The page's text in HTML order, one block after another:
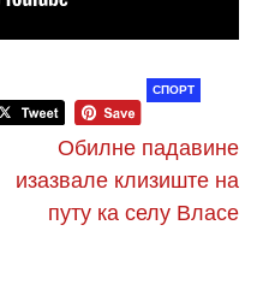
СПОРТ
Обилне падавине
изазвале клизиште на
путу ка селу Власе